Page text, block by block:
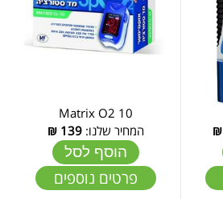
₪
Matrix O2 10
המחיר שלנו:139
₪
הוסף לסל
פרטים נוספים